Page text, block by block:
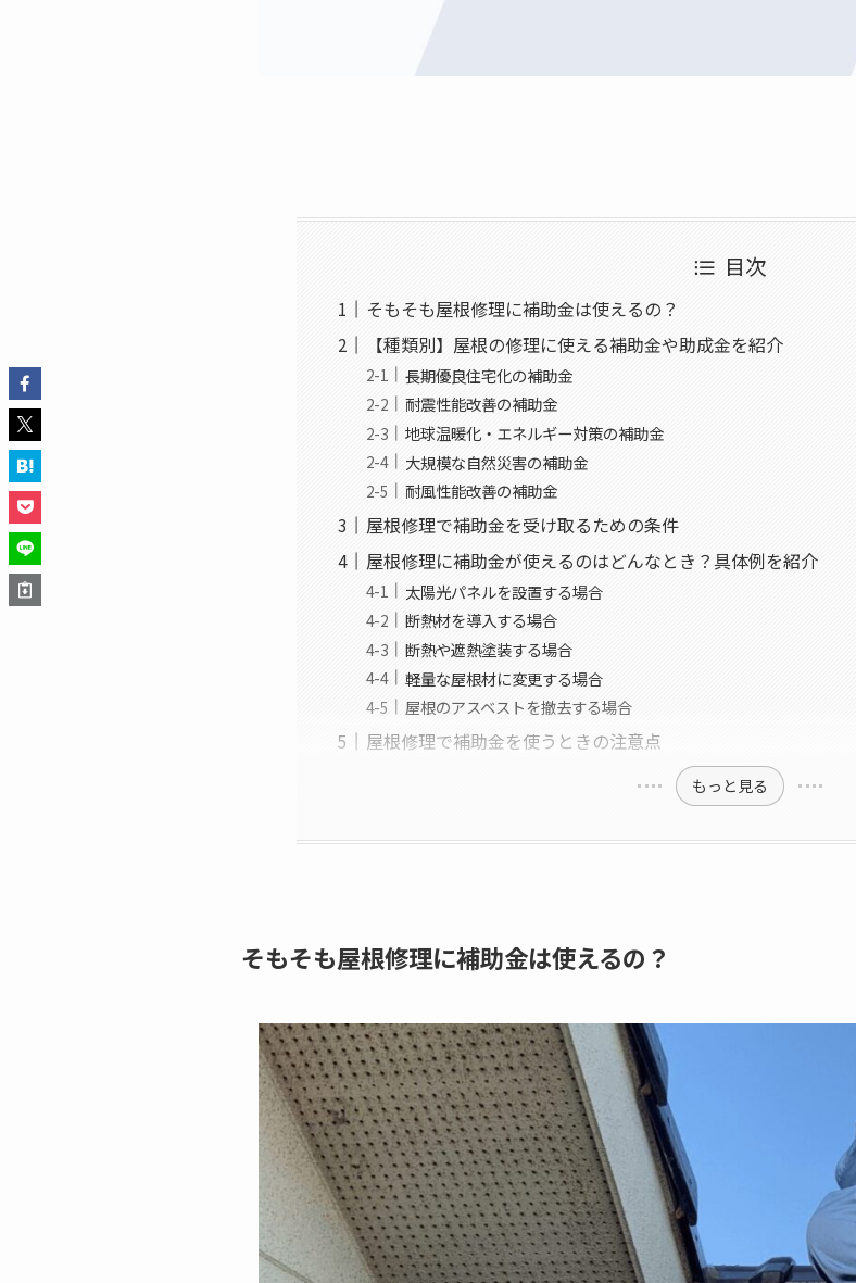
目次
そもそも屋根修理に補助金は使えるの？
【種類別】屋根の修理に使える補助金や助成金を紹介
長期優良住宅化の補助金
耐震性能改善の補助金
地球温暖化・エネルギー対策の補助金
大規模な自然災害の補助金
耐風性能改善の補助金
屋根修理で補助金を受け取るための条件
屋根修理に補助金が使えるのはどんなとき？具体例を紹介
太陽光パネルを設置する場合
断熱材を導入する場合
断熱や遮熱塗装する場合
軽量な屋根材に変更する場合
屋根のアスベストを撤去する場合
屋根修理で補助金を使うときの注意点
もっと見る
そもそも屋根修理に補助金は使えるの？